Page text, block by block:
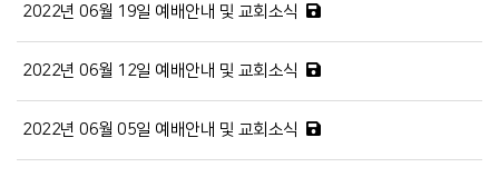
2022년 06월 19일 예배안내 및 교회소식
2022년 06월 12일 예배안내 및 교회소식
2022년 06월 05일 예배안내 및 교회소식